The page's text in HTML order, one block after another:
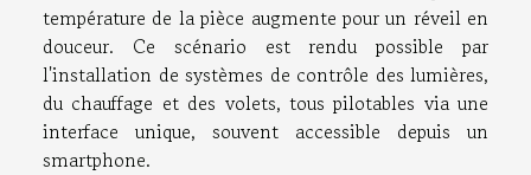
température de la pièce augmente pour un réveil en
douceur. Ce scénario est rendu possible par
l'installation de systèmes de contrôle des lumières,
du chauffage et des volets, tous pilotables via une
interface unique, souvent accessible depuis un
smartphone.